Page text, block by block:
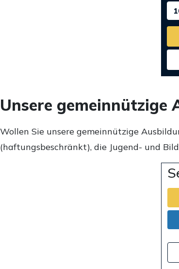
Unsere gemeinnützige
Wollen Sie unsere gemeinnützige
(haftungsbeschränkt), die Jugend- und